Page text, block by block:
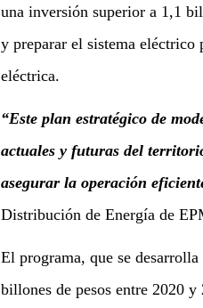
una inversión superior a 1,1
y preparar el sistema eléctrico
eléctrica.
“Este plan estratégico de
actuales y futuras del
asegurar la operación
Distribución de Energía de
El programa, que se
billones de pesos entre 2020